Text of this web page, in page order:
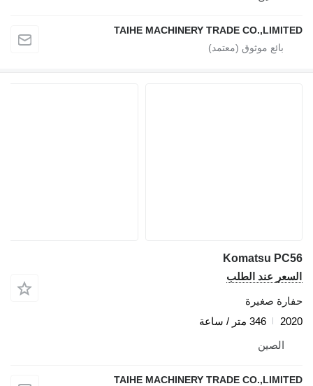
TAIHE MACHINERY TRADE
Komatsu
عند الطلب
صغيرة
346 متر / ساعة
TAIHE MACHINERY TRADE